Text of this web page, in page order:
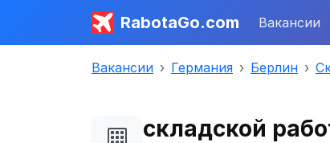
RabotaGo.com Вакансии
Вакансии Германия Берлин
складской